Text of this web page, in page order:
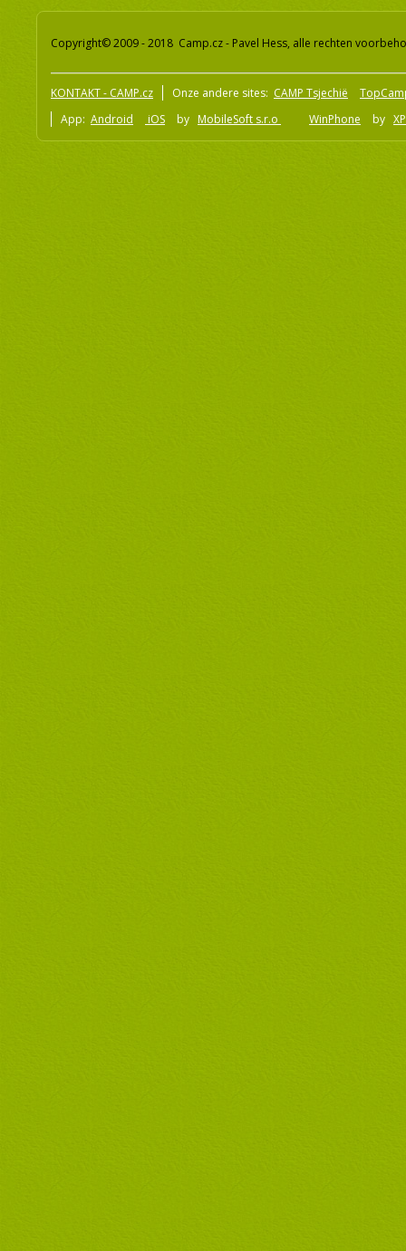
Copyright© 2009 - 2018 Camp.cz - Pavel Hess, alle rechten
KONTAKT - CAMP.cz Onze andere sites: CAMP Tsjechië
App: Android iOS by MobileSoft s.r.o WinPhone by